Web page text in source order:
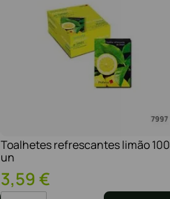
Toalhetes refrescantes limão 100
un
3,59€